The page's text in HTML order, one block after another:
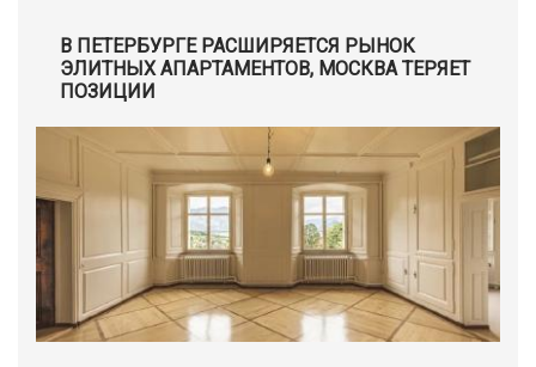
В ПЕТЕРБУРГЕ РАСШИРЯЕТСЯ РЫНОК
ЭЛИТНЫХ АПАРТАМЕНТОВ, МОСКВА ТЕРЯЕТ
ПОЗИЦИИ